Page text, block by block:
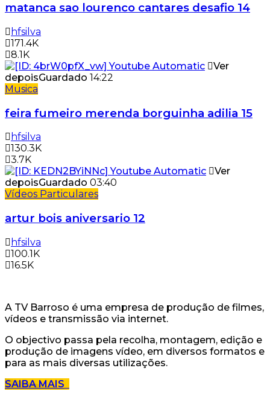
matanca sao lourenco cantares desafio 14
hfsilva
171.4K
8.1K
Ver
depoisGuardado 14:22
Musica
feira fumeiro merenda borguinha adilia 15
hfsilva
130.3K
3.7K
Ver
depoisGuardado 03:40
Vídeos Particulares
artur bois aniversario 12
hfsilva
100.1K
16.5K
A TV Barroso é uma empresa de produção de filmes,
vídeos e transmissão via internet.
O objectivo passa pela recolha, montagem, edição e
produção de imagens vídeo, em diversos formatos e
para as mais diversas utilizações.
SAIBA MAIS